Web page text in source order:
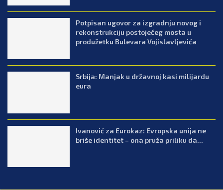
Potpisan ugovor za izgradnju novog i
rekonstrukciju postojećeg mosta u
produžetku Bulevara Vojislavljevića
Srbija: Manjak u državnoj kasi milijardu
eura
Ivanović za Eurokaz: Evropska unija ne
briše identitet – ona pruža priliku da...